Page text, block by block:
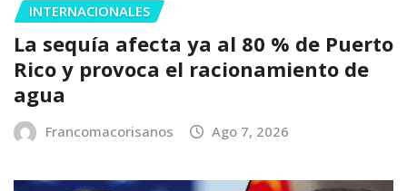
INTERNACIONALES
La sequía afecta ya al 80 % de Puerto
Rico y provoca el racionamiento de
agua
Francomacorisanos Ago 7, 2026